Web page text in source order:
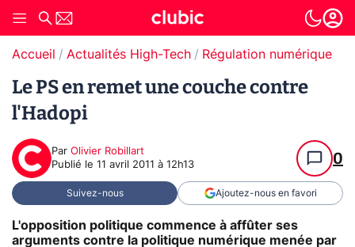
Accueil Actualités High-Tech Régulation numérique
Le PS en remet une couche contre
l'Hadopi
Par Olivier Robillart
Publié le 11 avril 2011 à 12h13 0
Suivez-nous Ajoutez-nous en favori
L'opposition politique commence à affûter ses
arguments contre la politique numérique menée par